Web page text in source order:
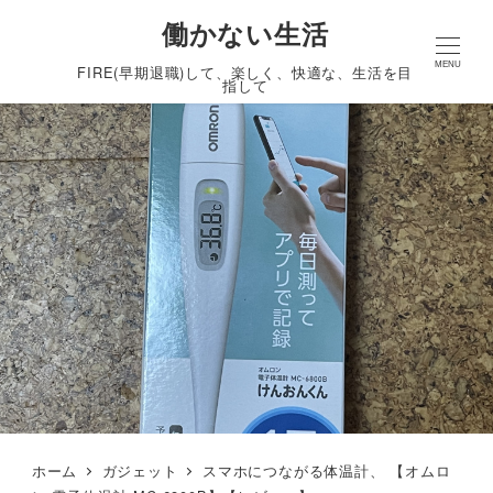
働かない生活
FIRE(早期退職)して、楽しく、快適な、生活を目
指して
MENU
ホーム ガジェット
スマホにつながる体温計、 【オムロ